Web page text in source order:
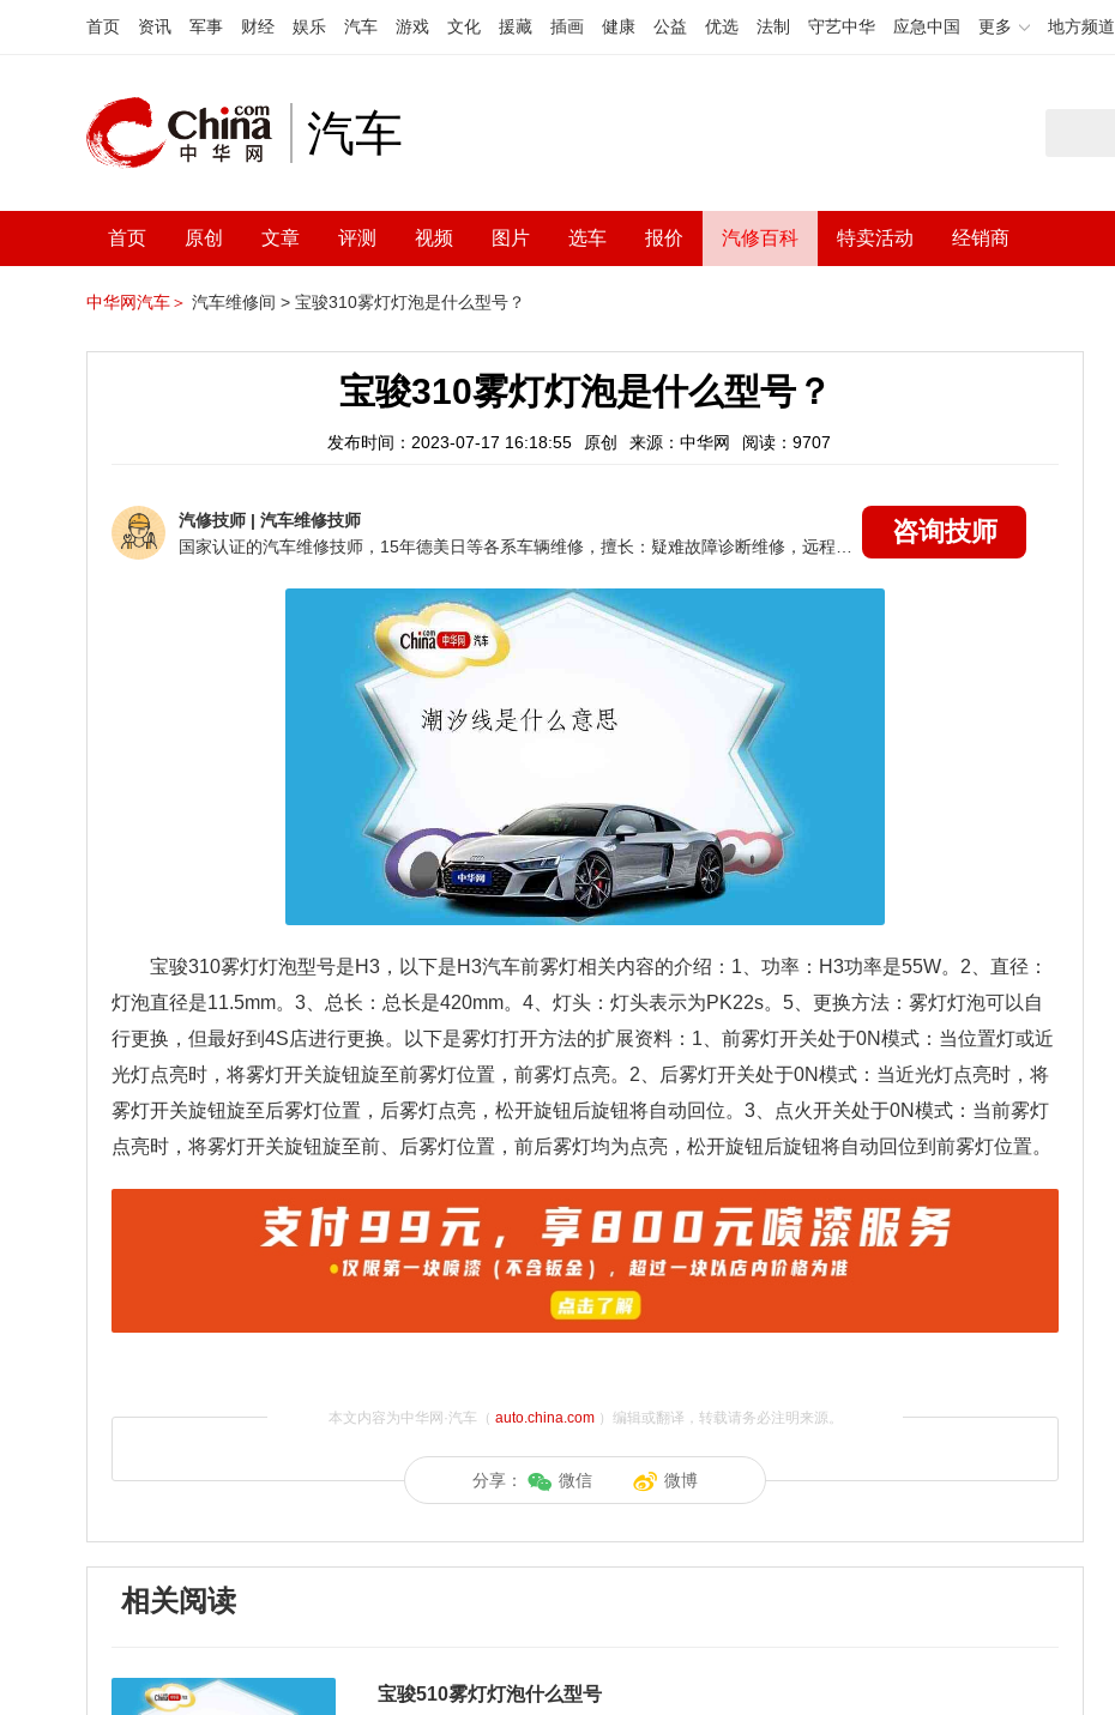
首页 资讯 军事 财经 娱乐 汽车 游戏 文化 援藏 插画 健康 公益 优选 法制 守艺中华 应急中国 更多 地方频道
汽车
首页 原创 文章 评测 视频 图片 选车 报价 汽修百科 特卖活动 经销商
中华网汽车＞ 汽车维修间 > 宝骏310雾灯灯泡是什么型号？
宝骏310雾灯灯泡是什么型号？
发布时间：2023-07-17 16:18:55 原创 来源：中华网 阅读：9707
汽修技师 | 汽车维修技师
咨询技师
宝骏310雾灯灯泡型号是H3，以下是H3汽车前雾灯相关内容的介绍：1、功率：H3功率是55W。2、直径：
灯泡直径是11.5mm。3、总长：总长是420mm。4、灯头：灯头表示为PK22s。5、更换方法：雾灯灯泡可以自
行更换，但最好到4S店进行更换。以下是雾灯打开方法的扩展资料：1、前雾灯开关处于0N模式：当位置灯或近
光灯点亮时，将雾灯开关旋钮旋至前雾灯位置，前雾灯点亮。2、后雾灯开关处于0N模式：当近光灯点亮时，将
雾灯开关旋钮旋至后雾灯位置，后雾灯点亮，松开旋钮后旋钮将自动回位。3、点火开关处于0N模式：当前雾灯
点亮时，将雾灯开关旋钮旋至前、后雾灯位置，前后雾灯均为点亮，松开旋钮后旋钮将自动回位到前雾灯位置。
本文内容为中华网·汽车（ auto.china.com）编辑或翻译，转载请务必注明来源。
分享： 微信 微博
相关阅读
宝骏510雾灯灯泡什么型号